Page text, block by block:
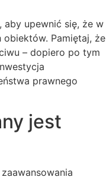
upewnić się, że w
Pamiętaj, że
– dopiero po tym
prawnego
jest